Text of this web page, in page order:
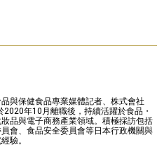
與保健食品專業媒體記者、株式會社
年10月離職後，持續活躍於食品・
品與電子商務產業領域。積極採訪包括
會、食品安全委員會等日本行政機關與
驗。